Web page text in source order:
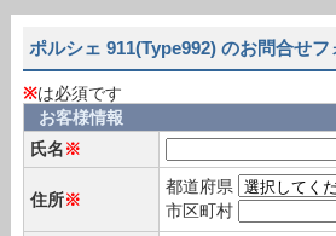
ポルシェ 911(Type992) のお問合せフ
※は必須です
お客様情報
氏名※
住所※
都道府県
市区町村